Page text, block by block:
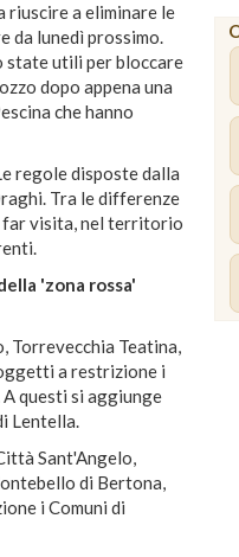
riuscire a eliminare le
da lunedì prossimo.
state utili per bloccare
dopo appena una
che hanno
regole disposte dalla
Tra le differenze
far visita, nel territorio
'zona rossa'
Torrevecchia Teatina,
a restrizione i
questi si aggiunge
Lentella.
Sant'Angelo,
di Bertona,
i Comuni di